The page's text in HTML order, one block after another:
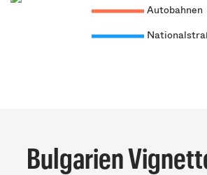
Autobahnen
Bulgarien